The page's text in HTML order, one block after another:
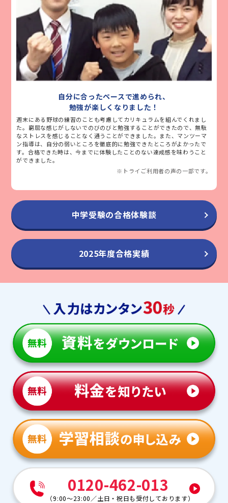
自分に合ったペースで進められ、
勉強が楽しくなりました！
週末にある野球の練習のことも考慮してカリキュラムを組んでくれまし
た。窮屈な感じがしないでのびのびと勉強することができたので、無駄
なストレスを感じることなく通うことができました。また、マンツーマ
ン指導は、自分の弱いところを徹底的に勉強できたところがよかったで
す。合格できた時は、今までに体験したことのない達成感を味わうこと
ができました。
※トライご利用者の声の一部です。
中学受験の合格体験談
2025年度合格実績
0120-462-013
（9:00～23:00 ／土日・祝日も受付しております）